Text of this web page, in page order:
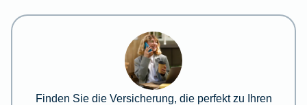
Finden Sie die Versicherung, die perfekt zu Ihren